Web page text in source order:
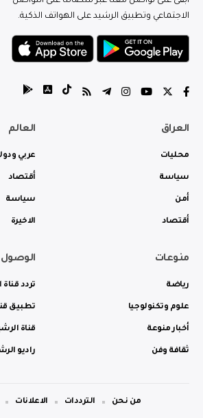
الاجتماعي وتطبيق الرشيد على الهواتف الذكية.
العراق
محليات
سياسة
أمن
أقتصاد
العالم
عربي
أقتصاد
سياسة
الاخيرة
منوعات
رياضة
علوم وتكنولوجيا
أخبار منوعة
ثقافة وفن
تردد
تطبيق
قناة
راديو
من نحن الترددات الاعلانات